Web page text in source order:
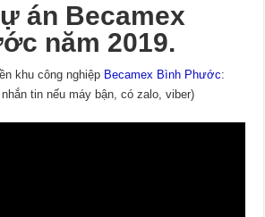
án Becamex
năm 2019.
khu công nghiệp Becamex Bình Phước:
tin nếu máy bận, có zalo, viber)